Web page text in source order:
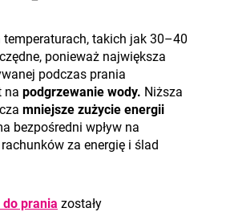
temperaturach, takich jak 30–40
ponieważ największa
podczas prania
na podgrzewanie wody. Niższa
mniejsze zużycie energii
bezpośredni wpływ na
za energię i ślad
do prania zostały